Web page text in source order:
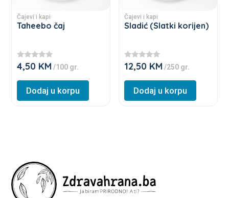
Čajevi i kapi
Taheebo čaj
★
★
★
4,50 KM /100 gr.
may
be
on
the
product
pageDodaj u korpu
Čajevi i kapi
Sladić (Slatki korijen)
★
★
★
12,50 KM /250 gr.
may
be
on
the
product
pageDodaj u korpu